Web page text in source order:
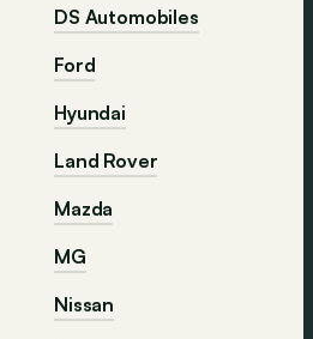
DS Automobiles
Ford
Hyundai
Land Rover
Mazda
MG
Nissan